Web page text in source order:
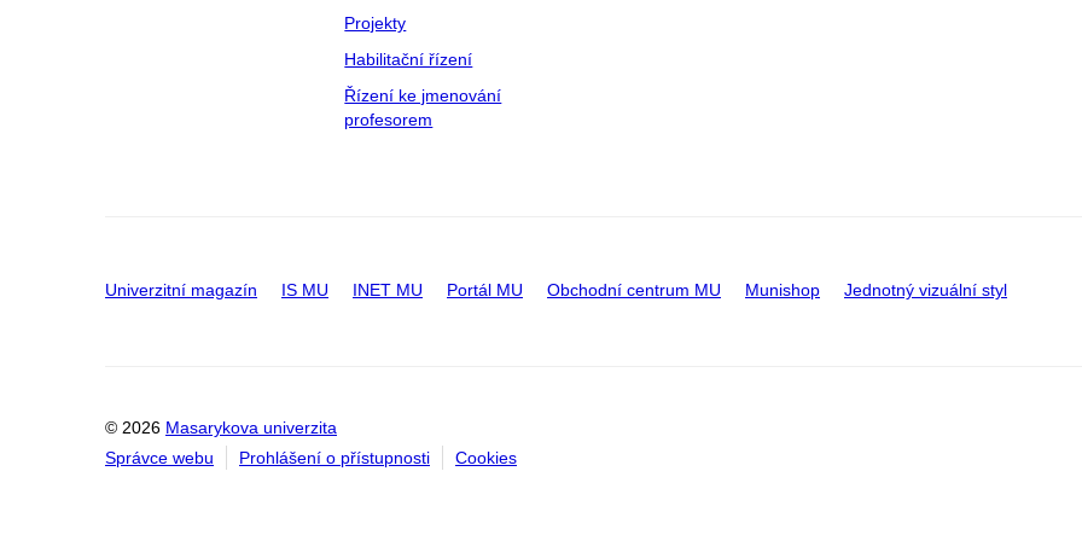
Projekty
Habilitační řízení
Řízení ke jmenování
profesorem
Univerzitní magazín IS MU INET MU Portál MU Obchodní centrum MU Munishop Jednotný vizuální styl
© 2026 Masarykova univerzita
Správce webu
Prohlášení o přístupnosti Cookies